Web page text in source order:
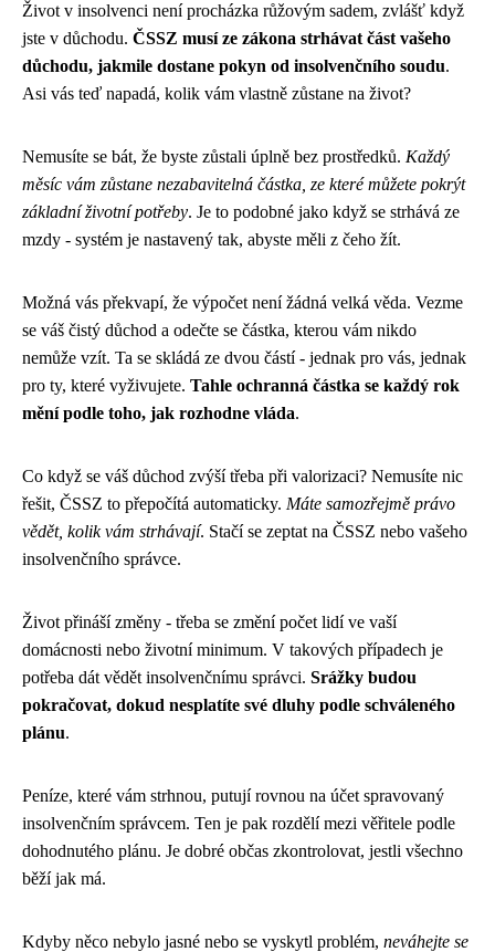
Život v insolvenci není procházka růžovým sadem, zvlášť když
jste v důchodu. ČSSZ musí ze zákona strhávat část vašeho
důchodu, jakmile dostane pokyn od insolvenčního soudu.
Asi vás teď napadá, kolik vám vlastně zůstane na život?
Nemusíte se bát, že byste zůstali úplně bez prostředků. Každý
měsíc vám zůstane nezabavitelná částka, ze které můžete pokrýt
základní životní potřeby. Je to podobné jako když se strhává ze
mzdy - systém je nastavený tak, abyste měli z čeho žít.
Možná vás překvapí, že výpočet není žádná velká věda. Vezme
se váš čistý důchod a odečte se částka, kterou vám nikdo
nemůže vzít. Ta se skládá ze dvou částí - jednak pro vás, jednak
pro ty, které vyživujete. Tahle ochranná částka se každý rok
mění podle toho, jak rozhodne vláda.
Co když se váš důchod zvýší třeba při valorizaci? Nemusíte nic
řešit, ČSSZ to přepočítá automaticky. Máte samozřejmě právo
vědět, kolik vám strhávají. Stačí se zeptat na ČSSZ nebo vašeho
insolvenčního správce.
Život přináší změny - třeba se změní počet lidí ve vaší
domácnosti nebo životní minimum. V takových případech je
potřeba dát vědět insolvenčnímu správci. Srážky budou
pokračovat, dokud nesplatíte své dluhy podle schváleného
plánu.
Peníze, které vám strhnou, putují rovnou na účet spravovaný
insolvenčním správcem. Ten je pak rozdělí mezi věřitele podle
dohodnutého plánu. Je dobré občas zkontrolovat, jestli všechno
běží jak má.
Kdyby něco nebylo jasné nebo se vyskytl problém, neváhejte se